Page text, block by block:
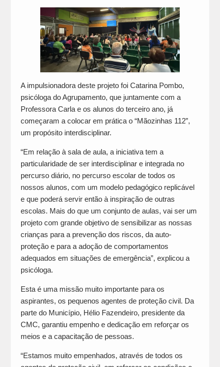
A impulsionadora deste projeto foi Catarina Pombo,
psicóloga do Agrupamento, que juntamente com a
Professora Carla e os alunos do terceiro ano, já
começaram a colocar em prática o “Mãozinhas 112”,
um propósito interdisciplinar.
“Em relação à sala de aula, a iniciativa tem a
particularidade de ser interdisciplinar e integrada no
percurso diário, no percurso escolar de todos os
nossos alunos, com um modelo pedagógico replicável
e que poderá servir então à inspiração de outras
escolas. Mais do que um conjunto de aulas, vai ser um
projeto com grande objetivo de sensibilizar as nossas
crianças para a prevenção dos riscos, da auto-
proteção e para a adoção de comportamentos
adequados em situações de emergência”, explicou a
psicóloga.
Esta é uma missão muito importante para os
aspirantes, os pequenos agentes de proteção civil. Da
parte do Município, Hélio Fazendeiro, presidente da
CMC, garantiu empenho e dedicação em reforçar os
meios e a capacitação de pessoas.
“Estamos muito empenhados, através de todos os